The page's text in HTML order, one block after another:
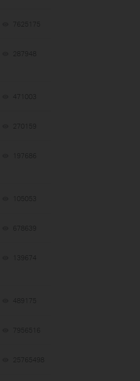
7625175
287948
471003
270159
197686
105053
678639
139674
489175
7956516
25765498